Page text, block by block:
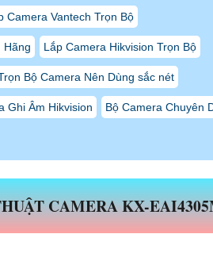
Camera Vantech Trọn Bộ
Hãng Lắp Camera Hikvision Trọn Bộ
Bộ Camera Nên Dùng sắc nét
Ghi Âm Hikvision Bộ Camera Chuyên
CAMERA KX-